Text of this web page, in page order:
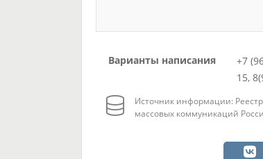
Варианты написания
+7
15,
Источник информации:
массовых коммуникаций